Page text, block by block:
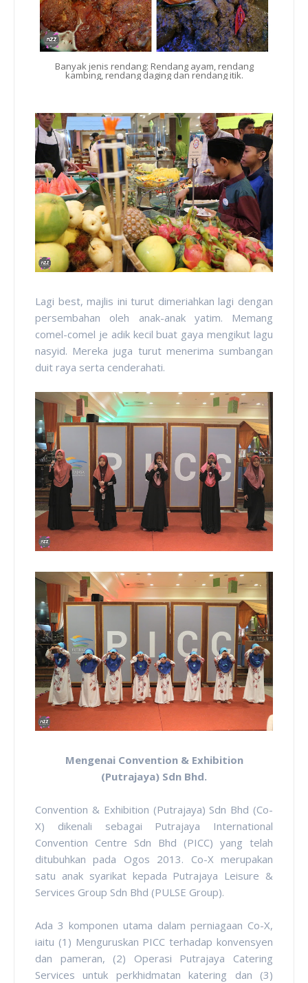
Banyak jenis rendang: Rendang ayam, rendang
kambing, rendang daging dan rendang itik.
Lagi best, majlis ini turut dimeriahkan lagi dengan
persembahan oleh anak-anak yatim. Memang
comel-comel je adik kecil buat gaya mengikut lagu
nasyid. Mereka juga turut menerima sumbangan
duit raya serta cenderahati.
Mengenai Convention & Exhibition
(Putrajaya) Sdn Bhd.
Convention & Exhibition (Putrajaya) Sdn Bhd (Co-
X) dikenali sebagai Putrajaya International
Convention Centre Sdn Bhd (PICC) yang telah
ditubuhkan pada Ogos 2013. Co-X merupakan
satu anak syarikat kepada Putrajaya Leisure &
Services Group Sdn Bhd (PULSE Group).
Ada 3 komponen utama dalam perniagaan Co-X,
iaitu (1) Menguruskan PICC terhadap konvensyen
dan pameran, (2) Operasi Putrajaya Catering
Services untuk perkhidmatan katering dan (3)